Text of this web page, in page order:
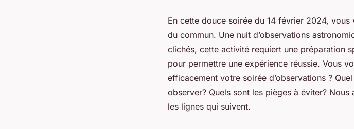
En cette douce soirée du 14 février 2024,
du commun. Une nuit d’observations
clichés, cette activité requiert une préparation
pour permettre une expérience réussie. Vous
efficacement votre soirée d’observations ?
observer? Quels sont les pièges à éviter?
les lignes qui suivent.